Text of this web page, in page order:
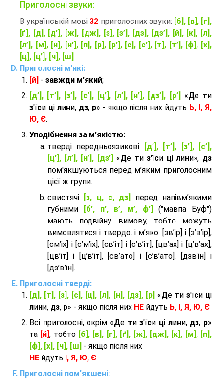
Приголосні звуки:
В українській мові 32 приголосних звуки: [б], [в], [г],
[ґ], [д], [д’], [ж], [дж], [з], [з’], [дз], [дз’], [й], [к], [л],
[л’], [м], [н], [н’], [п], [р], [р’], [с], [с’], [т], [т’], [ф], [х],
[ц], [ц’], [ч], [ш]
Приголосні м'які:
[й] - завжди м'який;
[д’], [т’], [з’], [с’], [ц’], [л’], [н’], [дз’], [р’]
«Де ти
з'їси ці лини, дз, р» - якщо після них йдуть Ь, І, Я,
Ю, Є.
Уподібнення за м’якістю:
тверді передньоязикові
[д’], [т’], [з’], [с’],
[ц’], [л’], [н’], [дз’] «Де тиз'їси цілини», дз
пом'якшуються перед м’яким приголосним
цієї ж групи.
cвистячі
[з, ц, с, дз]
перед напівм’якими
губними
[б’, п’, в’, м’, ф’]
("мавпа Буф")
мають подвійну вимову, тобто можуть
вимовлятися і твердо, і м’яко: [зв’ір] і [з’в’ір],
[см’іх] і [с’м’іх], [св’іт] і [с’в’іт], [цв’ах] і [ц’в’ах],
[цв’іт] і [ц’в’іт], [св’ато] і [с’в’ато], [дзв’iн] і
[дз’в’iн].
Приголосні тверді:
[д], [т], [з], [с], [ц], [л], [н], [дз], [р] «Де ти з'їси ці
лини, дз, р» - якщо після них НЕ йдуть Ь, І, Я, Ю, Є
Всі приголосні, окрім «Де тиз'їси ці лини, дз, р»
та [й], тобто [б], [в], [г], [ґ], [ж], [дж], [к], [м], [п],
[ф], [х], [ч], [ш] - якщо після них
НЕ йдуть І, Я, Ю, Є
Приголосні пом'якшені: